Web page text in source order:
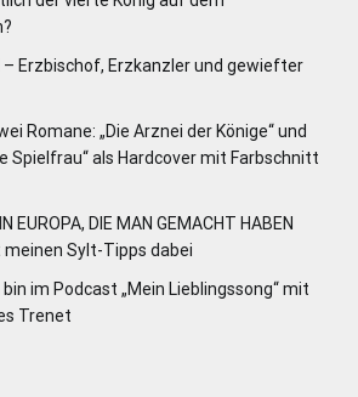
– Erzbischof, Erzkanzler und gewiefter
Romane: „Die Arznei der Könige“ und
Spielfrau“ als Hardcover mit Farbschnitt
EUROPA, DIE MAN GEMACHT HABEN
meinen Sylt-Tipps dabei
bin im Podcast „Mein Lieblingssong“ mit
Trenet